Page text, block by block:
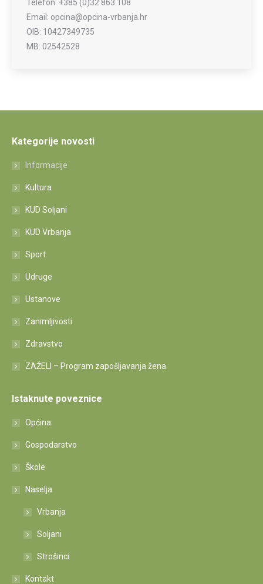
Telefon: +385 (0)32 863 108
Email: opcina@opcina-vrbanja.hr
OIB: 10427349735
MB: 02542528
Kategorije novosti
Informacije
Kultura
KUD Soljani
KUD Vrbanja
Sport
Udruge
Ustanove
Zanimljivosti
Zdravstvo
ZAŽELI – Program zapošljavanja žena
Istaknute poveznice
Općina
Gospodarstvo
Škole
Naselja
Vrbanja
Soljani
Strošinci
Kontakt